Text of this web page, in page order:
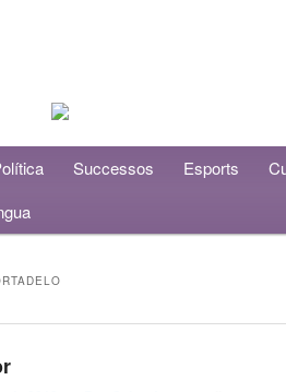
Successos Esports